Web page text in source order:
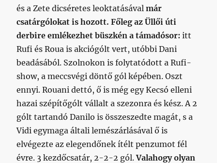
és a Zete dicséretes leoktatásávalmár
csatárgólokat is hozott. Főleg az Üllői úti
derbire emlékezhet büszkén a támadósor: itt
Rufi és Roua is akciógólt vert, utóbbi Dani
beadásából. Szolnokon is folytatódott a Rufi-
show, a meccsvégi döntő gól képében. Oszt
ennyi. Rouani dettó, ő is még egy Kecsó elleni
hazai szépítőgólt vállalt a szezonra és kész. A 2
gólt tartandó Danilo is összeszedte magát, s a
Vidi egymaga általi lemészárlásával ő is
elvégezte az elegendőnek ítélt penzumot fél
évre. 3 kezdőcsatár, 2-2-2 gól.Valahogy olyan